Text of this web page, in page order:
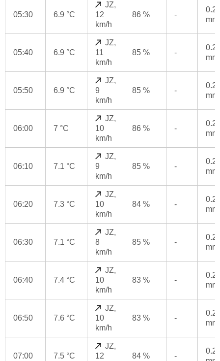
05:30 6.9 °C
JZ,
12
km/h
86 % -
0.2
mm
05:40 6.9 °C
JZ,
11
km/h
85 % -
0.2
mm
05:50 6.9 °C
JZ,
9
km/h
85 % -
0.2
mm
06:00 7 °C
JZ,
10
km/h
86 % -
0.2
mm
06:10 7.1 °C
JZ,
9
km/h
85 % -
0.2
mm
06:20 7.3 °C
JZ,
10
km/h
84 % -
0.2
mm
06:30 7.1 °C
JZ,
8
km/h
85 % -
0.2
mm
06:40 7.4 °C
JZ,
10
km/h
83 % -
0.2
mm
06:50 7.6 °C
JZ,
10
km/h
83 % -
0.2
mm
07:00 7.5 °C
JZ,
12
84 % -
0.2